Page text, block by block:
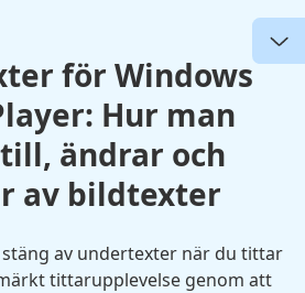
för Windows
Hur man
ändrar och
av bildtexter
av undertexter när du tittar
tittarupplevelse genom att